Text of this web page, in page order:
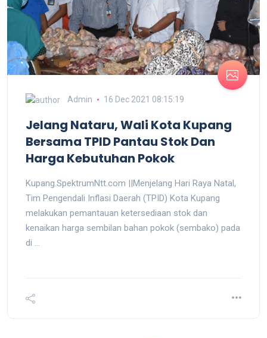
Admin 16 Dec 2021 08:15:19
Jelang Nataru, Wali Kota Kupang
Bersama TPID Pantau Stok Dan
Harga Kebutuhan Pokok
Kupang.SpektrumNtt.com ||Menjelang Hari Raya Natal,
Tim Pengendali Inflasi Daerah (TPID) Kota Kupang
melakukan pemantauan ketersediaan stok dan
kenaikan harga sembilan bahan pokok (sembako) pada
di ...